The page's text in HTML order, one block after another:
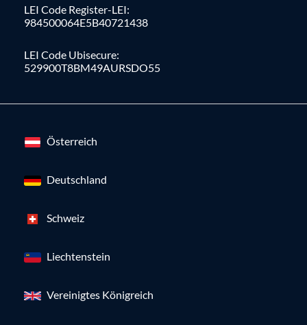
LEI Code Register-LEI:
984500064E5B40721438
LEI Code Ubisecure:
529900T8BM49AURSDO55
Österreich
Deutschland
Schweiz
Liechtenstein
Vereinigtes Königreich